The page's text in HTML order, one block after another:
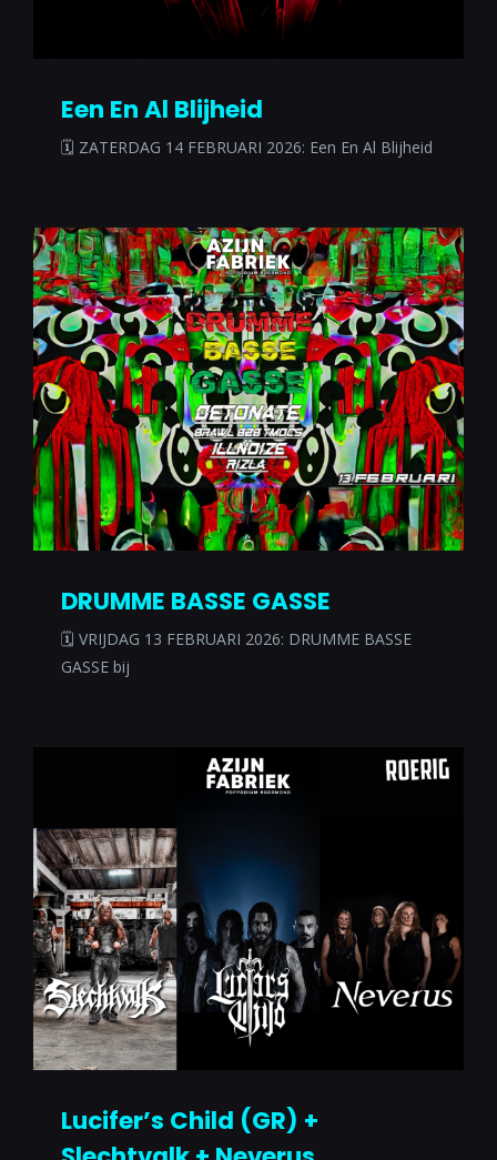
Een En Al Blijheid
🗓 ZATERDAG 14 FEBRUARI 2026: Een En Al Blijheid
DRUMME BASSE GASSE
🗓 VRIJDAG 13 FEBRUARI 2026: DRUMME BASSE
GASSE bij
Lucifer’s Child (GR) +